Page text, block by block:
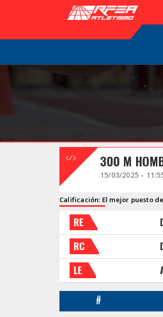
300 M
15/03/2025 -
Calificación: El mejor puesto
RE
RC
LE
#